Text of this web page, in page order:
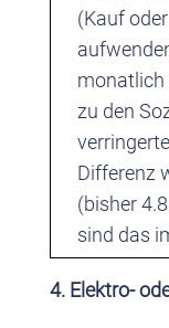
(Kauf
monatlich
zu den
Differenz
(bisher
sind das
4. Elektro-